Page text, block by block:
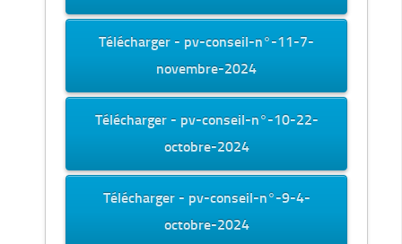
Télécharger - pv-conseil-n°-11-7-
novembre-2024
Télécharger - pv-conseil-n°-10-22-
octobre-2024
Télécharger - pv-conseil-n°-9-4-
octobre-2024